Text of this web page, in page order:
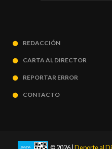
REDACCIÓN
CARTA AL DIRECTOR
REPORTAR ERROR
CONTACTO